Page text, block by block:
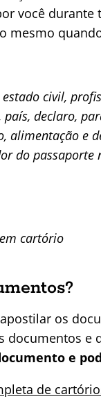
você
mesmo
civil,
país, declaro,
alimentação e
do passaporte
cartório
os
documentos
e
de